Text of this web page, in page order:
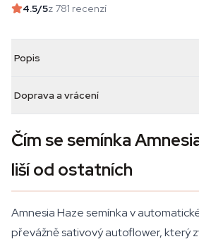
4.5/5z 781 recenzí
Popis
Doprava a vrácení
Čím se semínka
liší od ostatních
Amnesia Haze semínka v
převážně sativový autoflower, který